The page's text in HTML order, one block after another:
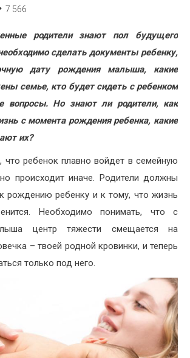
7 566
родители знают пол будущего
сделать документы ребенку,
дату рождения малыша, какие
семье, кто будет сидеть с ребенком
вопросы. Но знают ли родители, как
с момента рождения ребенка, какие
их?
что ребенок плавно войдет в семейную
происходит иначе. Родители должны
рождению ребенку и к тому, что жизнь
Необходимо понимать, что с
центр тяжести смещается на
– твоей родной кровинки, и теперь
только под него.